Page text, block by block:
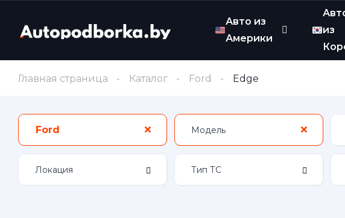
Авто из
Америки
из
Главная страница Каталог Ford Edge
Ford